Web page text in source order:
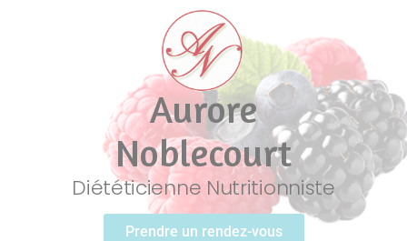
Aurore
Noblecourt
Diététicienne Nutritionniste
Prendre un rendez-vous